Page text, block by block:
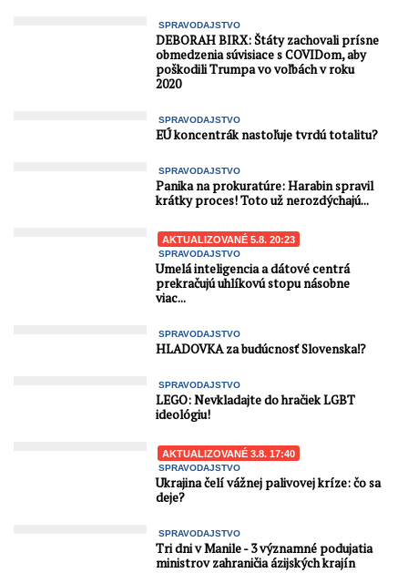
SPRAVODAJSTVO
DEBORAH BIRX: Štáty zachovali prísne
obmedzenia súvisiace s COVIDom, aby
poškodili Trumpa vo voľbách v roku
2020
SPRAVODAJSTVO
EÚ koncentrák nastoľuje tvrdú totalitu?
SPRAVODAJSTVO
Panika na prokuratúre: Harabin spravil
krátky proces! Toto už nerozdýchajú...
AKTUALIZOVANÉ 5.8. 20:23
SPRAVODAJSTVO
Umelá inteligencia a dátové centrá
prekračujú uhlíkovú stopu násobne
viac...
SPRAVODAJSTVO
HLADOVKA za budúcnosť Slovenska⁉️
SPRAVODAJSTVO
LEGO: Nevkladajte do hračiek LGBT
ideológiu!
AKTUALIZOVANÉ 3.8. 17:40
SPRAVODAJSTVO
Ukrajina čelí vážnej palivovej kríze: čo sa
deje?
SPRAVODAJSTVO
Tri dni v Manile - 3 významné podujatia
ministrov zahraničia ázijských krajín